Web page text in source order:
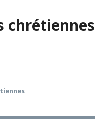
chrétiennes